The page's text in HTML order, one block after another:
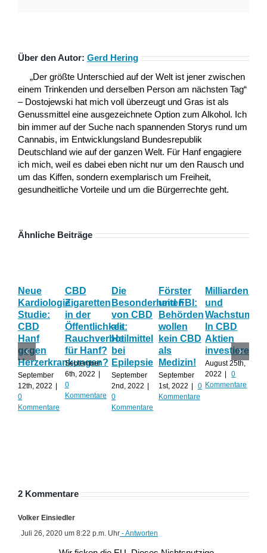
Über den Autor: Gerd Hering
„Der größte Unterschied auf der Welt ist jener zwischen
einem Trinkenden und derselben Person am nächsten Tag“
– Dostojewski hat mich voll überzeugt und Gras ist als
Genussmittel eine ausgezeichnete Option zum Alkohol. Ich
bin immer auf der Suche nach spannenden Storys rund um
Cannabis, im Entwicklungsland Bundesrepublik
Deutschland wie auf der ganzen Welt. Für Hanf engagiere
ich mich, weil es dabei eben nicht nur um den Rausch und
um das Kiffen, sondern exemplarisch um Freiheit,
gesundheitliche Vorteile und um die Bürgerrechte geht.
Ähnliche Beiträge
Neue
Kardiologie
Studie:
CBD
Hanf
gegen
Herzerkrankungen?
September
12th, 2022
0
Kommentare
CBD
Zigaretten
in der
Öffentlichkeit:
Rauchverbot
für Hanf?
September
6th, 2022
0
Kommentare
Die
Besonderheiten
von CBD
als
Heilmittel
bei
Epilepsie
September
2nd, 2022
0
Kommentare
Förster
und FBI:
Behörden
wollen
kein CBD
als
Medizin!
September
1st, 2022
0
Kommentare
und
Wachstum:
In CBD
Aktien
investieren?
August 25th,
2022
0
Kommentare
2 Kommentare
Volker Einsiedler
Juli 26, 2020 um 8:22 p.m. Uhr - Antworten